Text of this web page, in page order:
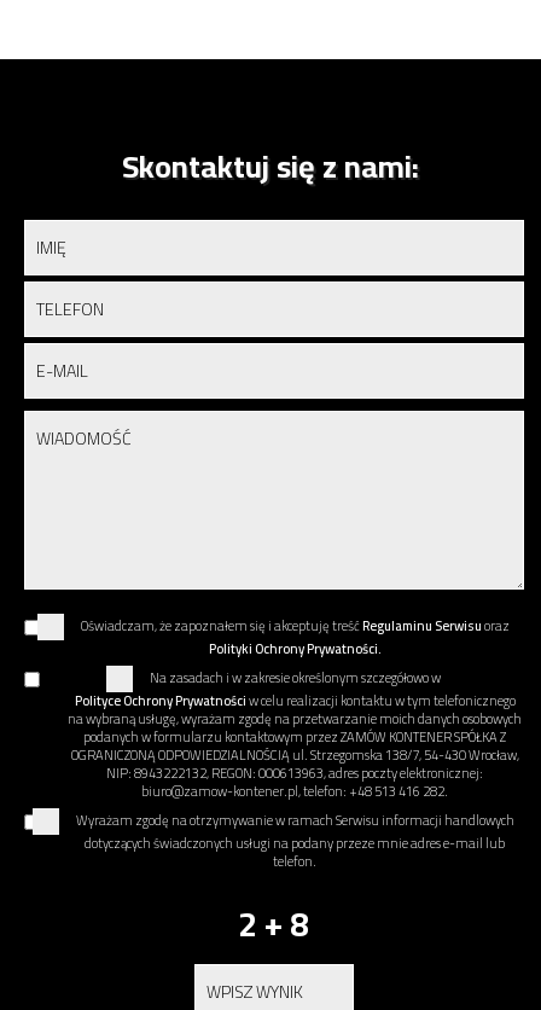
Skontaktuj się z nami:
Oświadczam, że zapoznałem się i akceptuję treśćRegulaminu Serwisuoraz
Polityki Ochrony Prywatności.
Na zasadach i w zakresie określonym szczegółowo w
Polityce Ochrony Prywatnościw celu realizacji kontaktu w tym telefonicznego
na wybraną usługę, wyrażam zgodę na przetwarzanie moich danych osobowych
podanych w formularzu kontaktowym przez ZAMÓW KONTENER SPÓŁKA Z
OGRANICZONĄ ODPOWIEDZIALNOŚCIĄ ul. Strzegomska 138/7, 54-430 Wrocław,
NIP: 8943222132, REGON: 000613963, adres poczty elektronicznej:
biuro@zamow-kontener.pl, telefon: +48 513 416 282.
Wyrażam zgodę na otrzymywanie w ramach Serwisu informacji handlowych
dotyczących świadczonych usługi na podany przeze mnie adres e-mail lub
telefon.
2 + 8